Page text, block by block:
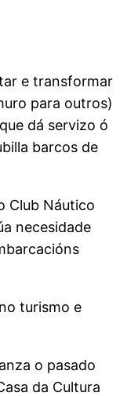
e transformar
para outros)
dá servizo ó
barcos de
Club Náutico
necesidade
turismo e
o pasado
da Cultura